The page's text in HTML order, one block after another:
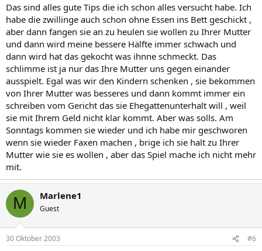
Das sind alles gute Tips die ich schon alles versucht habe. Ich
habe die zwillinge auch schon ohne Essen ins Bett geschickt ,
aber dann fangen sie an zu heulen sie wollen zu Ihrer Mutter
und dann wird meine bessere Hälfte immer schwach und
dann wird hat das gekocht was ihnne schmeckt. Das
schlimme ist ja nur das Ihre Mutter uns gegen einander
ausspielt. Egal was wir den Kindern schenken , sie bekommen
von Ihrer Mutter was besseres und dann kommt immer ein
schreiben vom Gericht das sie Ehegattenunterhalt will , weil
sie mit Ihrem Geld nicht klar kommt. Aber was solls. Am
Sonntags kommen sie wieder und ich habe mir geschworen
wenn sie wieder Faxen machen , brige ich sie halt zu Ihrer
Mutter wie sie es wollen , aber das Spiel mache ich nicht mehr
mit.
M Marlene1
Guest
30 Oktober 2003 #6